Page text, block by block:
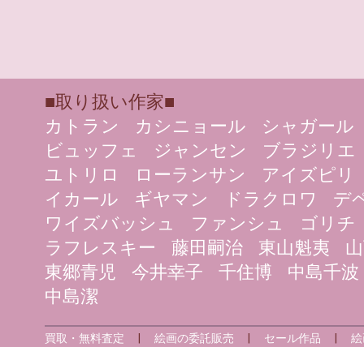
■取り扱い作家■
カトラン
カシニョール
シャガール
ビュッフェ
ジャンセン
ブラジリエ
ユトリロ
ローランサン
アイズピリ
イカール
ギヤマン ドラクロワ
デ
ワイズバッシュ
ファンシュ
ゴリチ
ラフレスキー
藤田嗣治 東山魁夷
東郷青児
今井幸子 千住博
中島千波
中島潔
買取・無料査定 |絵画の委託販売 セール作品 |